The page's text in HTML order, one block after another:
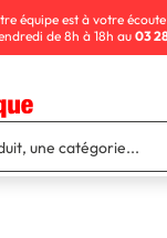
équipe est à votre écoute
de 8h à 18h au03